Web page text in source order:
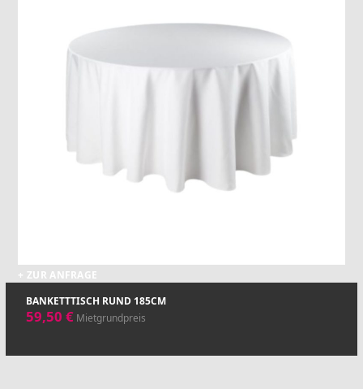
+ ZUR ANFRAGE
BANKETTTISCH RUND 185CM
59,50€ Mietgrundpreis